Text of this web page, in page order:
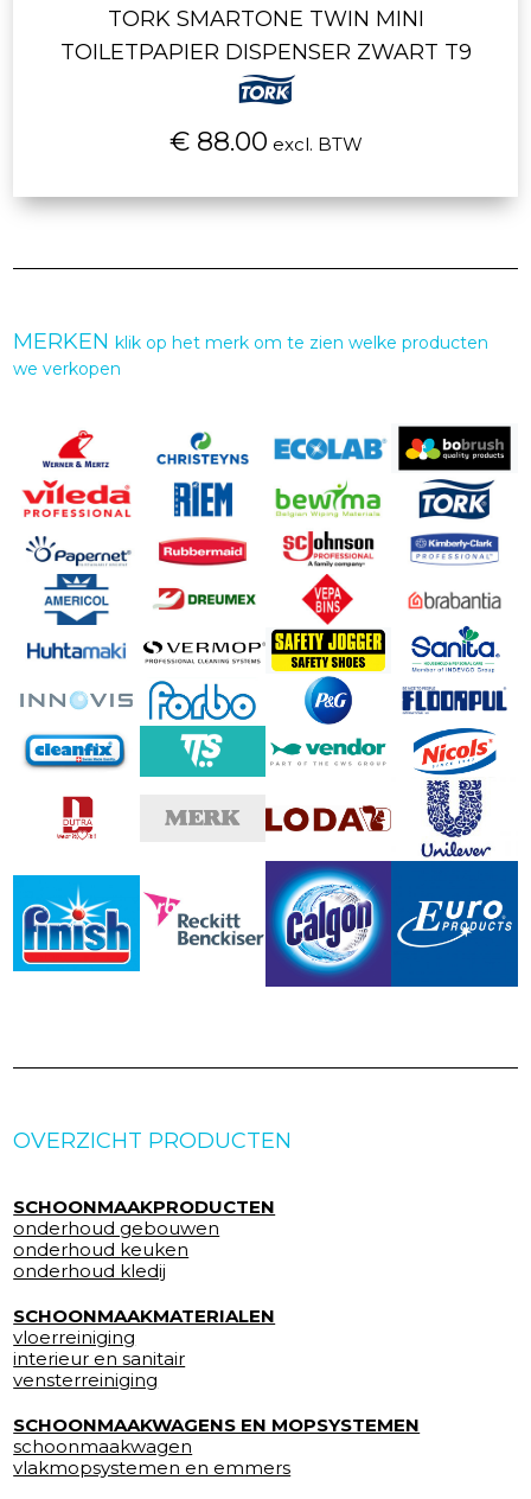
TORK SMARTONE TWIN MINI
TOILETPAPIER DISPENSER ZWART T9
€ 88.00 excl. BTW
MERKENklik op het merk om te zien welke producten
we verkopen
OVERZICHT PRODUCTEN
SCHOONMAAKPRODUCTEN
onderhoud gebouwen
onderhoud keuken
onderhoud kledij
SCHOONMAAKMATERIALEN
vloerreiniging
interieur en sanitair
vensterreiniging
SCHOONMAAKWAGENS EN MOPSYSTEMEN
schoonmaakwagen
vlakmopsystemen en emmers